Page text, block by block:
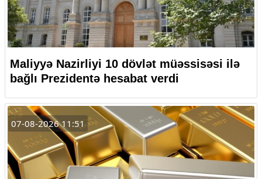
Maliyyə Nazirliyi 10 dövlət müəssisəsi ilə
bağlı Prezidentə hesabat verdi
07-08-2026 11:51